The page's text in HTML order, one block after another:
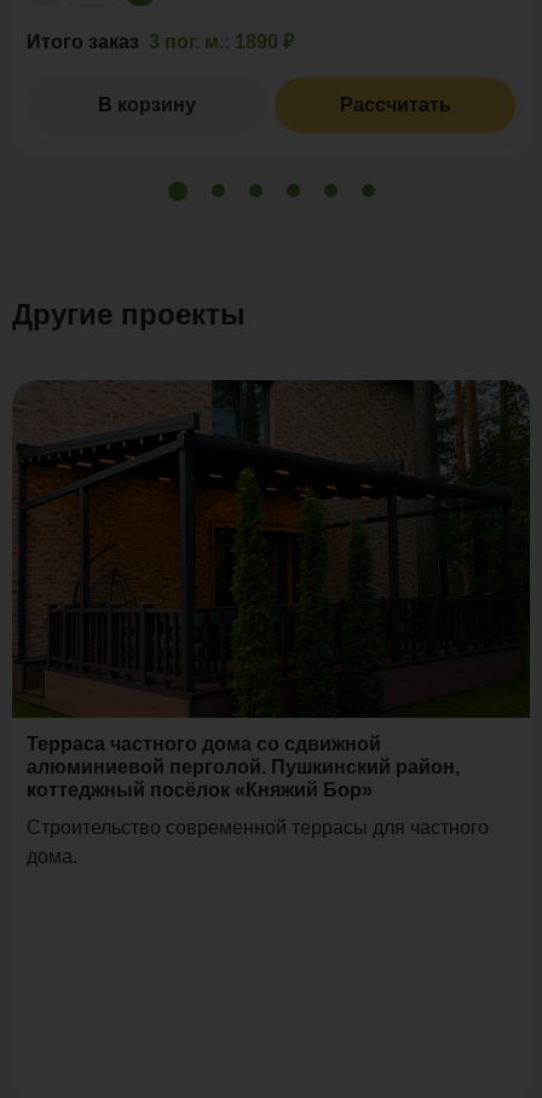
Итого заказ 3 пог. м.: 1890 ₽
В корзину Рассчитать
Другие проекты
Терраса частного дома со сдвижной
алюминиевой перголой. Пушкинский район,
коттеджный посёлок «Княжий Бор»
Строительство современной террасы для частного
дома.